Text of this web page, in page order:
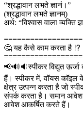
“श्रद्धावान लभते ज्ञानं।”
(श्रद्धावान लभते ज्ञानम्)
अर्थ: “विश्वास वाला व्यक्ति
🤔 यह कैसे काम करता है ⁉
📢🔊🔉स्पीकर विद्युत ऊर्जा
हैं। स्पीकर में, वॉयस कॉइल
क्षेत्र उत्पन्न करता है जो
संपर्क करता है। समान आवेश
आवेश आकर्षित करते हैं।